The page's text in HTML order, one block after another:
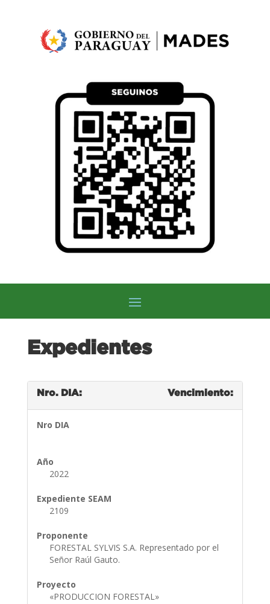
Expedientes
Nro. DIA: Vencimiento:
Nro DIA
Año
2022
Expediente SEAM
2109
Proponente
FORESTAL SYLVIS S.A. Representado por el
Señor Raúl Gauto.
Proyecto
«PRODUCCION FORESTAL»